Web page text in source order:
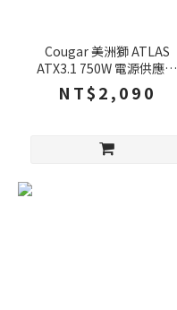
Cougar 美洲獅 ATLAS
ATX3.1 750W 電源供應器
80Plus 銅牌 PCIe 5.1 全模組
銅牌電源供應器 電供
NT$2,090